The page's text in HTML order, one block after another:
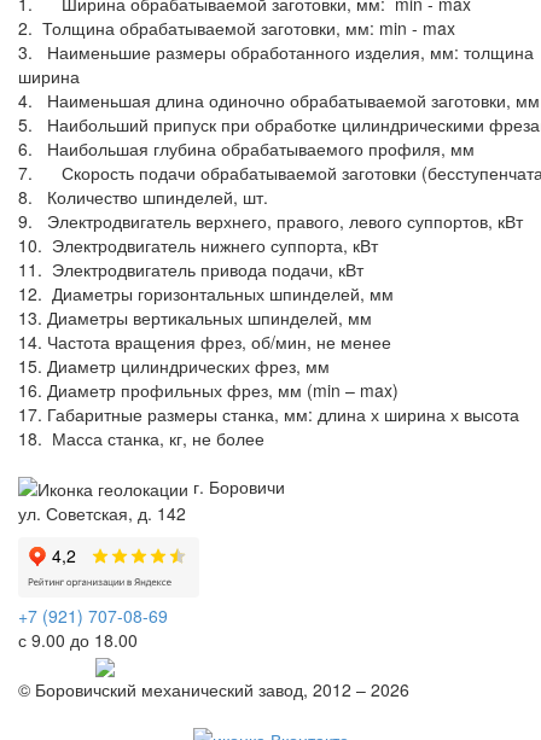
2. Толщина обрабатываемой заготовки, мм: min - max
3. Наименьшие размеры обработанного изделия, мм:
ширина
4. Наименьшая длина одиночно обрабатываемой заготовки, мм
5. Наибольший припуск при обработке цилиндрическими
6. Наибольшая глубина обрабатываемого профиля, мм
7. Скорость подачи обрабатываемой заготовки
8. Количество шпинделей, шт.
9. Электродвигатель верхнего, правого, левого суппортов, кВт
10. Электродвигатель нижнего суппорта, кВт
11. Электродвигатель привода подачи, кВт
12. Диаметры горизонтальных шпинделей, мм
13. Диаметры вертикальных шпинделей, мм
14. Частота вращения фрез, об/мин, не менее
15. Диаметр цилиндрических фрез, мм
16. Диаметр профильных фрез, мм (min – max)
17. Габаритные размеры станка, мм: длина х ширина х высота
18. Масса станка, кг, не более
г. Боровичи
ул. Советская, д. 142
+7 (921) 707-08-69
с 9.00 до 18.00
© Боровичский механический завод, 2012 – 2026